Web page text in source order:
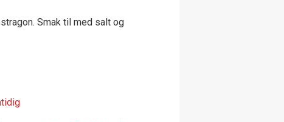
Smak til med salt og